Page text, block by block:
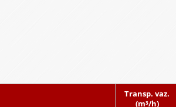
Transp. vaz.
(m³/h)